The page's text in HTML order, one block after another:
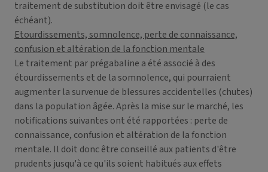
traitement de substitution doit être envisagé (le cas
échéant).
Etourdissements, somnolence, perte de connaissance,
confusion et altération de la fonction mentale
Le traitement par prégabaline a été associé à des
étourdissements et de la somnolence, qui pourraient
augmenter la survenue de blessures accidentelles (chutes)
dans la population âgée. Après la mise sur le marché, les
notifications suivantes ont été rapportées : perte de
connaissance, confusion et altération de la fonction
mentale. Il doit donc être conseillé aux patients d'être
prudents jusqu'à ce qu'ils soient habitués aux effets